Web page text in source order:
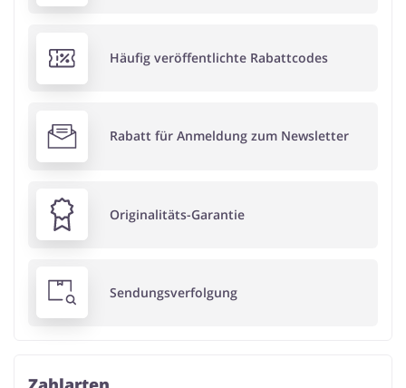
Häufig veröffentlichte Rabattcodes
Rabatt für Anmeldung zum Newsletter
Originalitäts-Garantie
Sendungsverfolgung